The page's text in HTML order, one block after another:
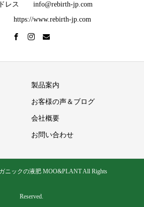
レス info@rebirth-jp.com
https://www.rebirth-jp.com
製品案内
お客様の声＆ブログ
会社概要
お問い合わせ
ニックの液肥 MOO&PLANT All Rights
Reserved.